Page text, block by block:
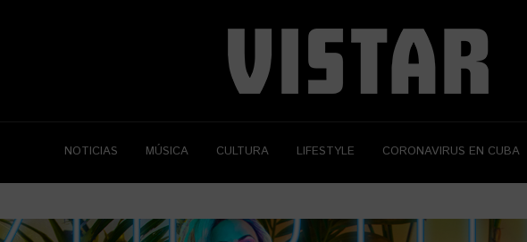
NOTICIAS MÚSICA CULTURA LIFESTYLE CORONAVIRUS EN CUBA